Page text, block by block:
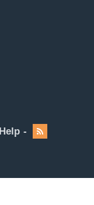
Help